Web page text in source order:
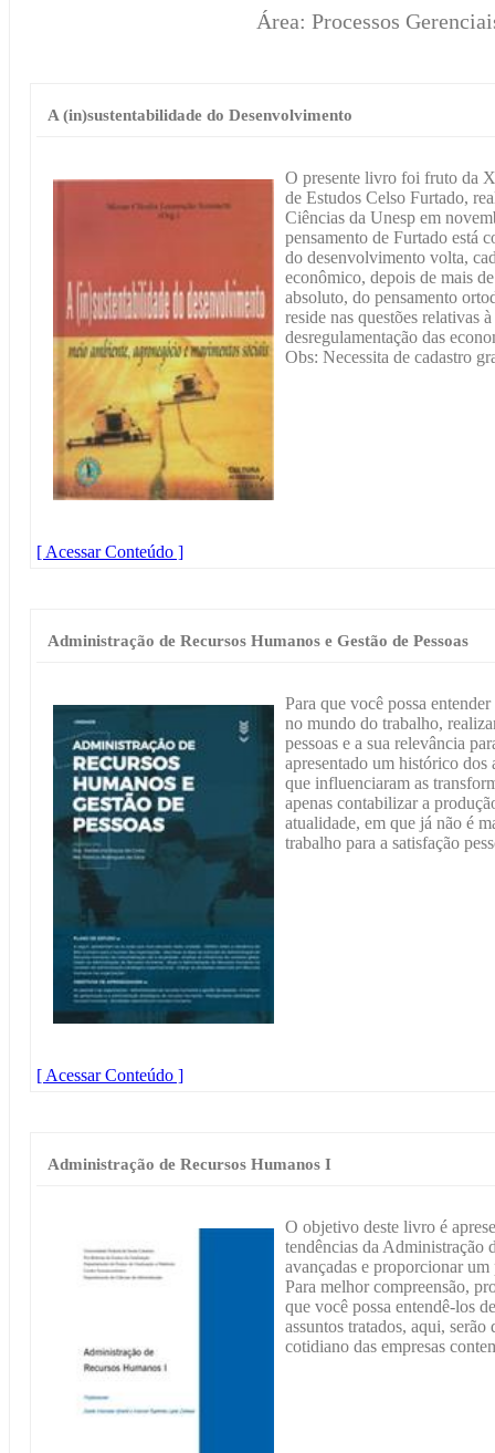
Área: Processos
A (in)sustentabilidade do Desenvolvimento
O presente livro foi fruto da
de Estudos Celso Furtado,
Ciências da Unesp em
pensamento de Furtado está
do desenvolvimento volta,
econômico, depois de mais
absoluto, do pensamento
reside nas questões relativas
desregulamentação das
Obs: Necessita de cadastro
[ Acessar Conteúdo ]
Administração de Recursos Humanos e Gestão de Pessoas
Para que você possa
no mundo do trabalho,
pessoas e a sua relevância
apresentado um histórico dos
que influenciaram as
apenas contabilizar a
atualidade, em que já não é
trabalho para a satisfação
[ Acessar Conteúdo ]
Administração de Recursos Humanos I
O objetivo deste livro é
tendências da Administração
avançadas e proporcionar
Para melhor compreensão,
que você possa entendê-los
assuntos tratados, aqui,
cotidiano das empresas